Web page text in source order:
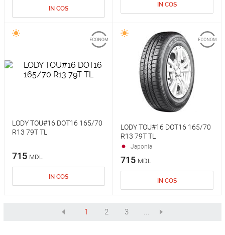
IN COS
IN COS
LODY TOU#16 DOT16 165/70
R13 79T TL
715 MDL
IN COS
LODY TOU#16 DOT16 165/70
R13 79T TL
Japonia
715 MDL
IN COS
1 2 3 ...